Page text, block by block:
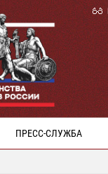
ПРЕСС-СЛУЖБА